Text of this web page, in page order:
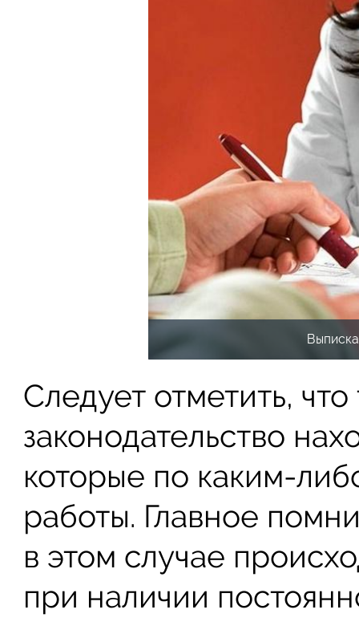
Следует отметить,
законодательство
которые по каким-
работы. Главное
в этом случае
при наличии